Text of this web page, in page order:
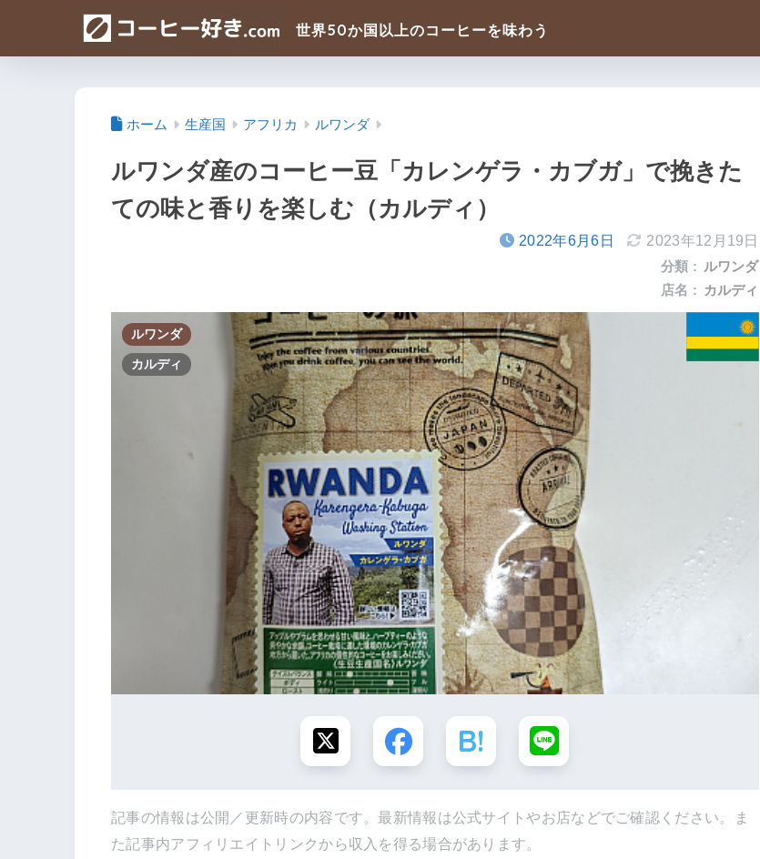
ホーム 生産国 アフリカ ルワンダ
ルワンダ産のコーヒー豆「カレンゲラ・カブガ」で挽きた
ての味と香りを楽しむ（カルディ）
2022年6月6日
2023年12月19日
分類 : ルワンダ
店名 : カルディ
ルワンダ
カルディ
記事の情報は公開／更新時の内容です。最新情報は公式サイトやお店などでご確認ください。ま
た記事内アフィリエイトリンクから収入を得る場合があります。